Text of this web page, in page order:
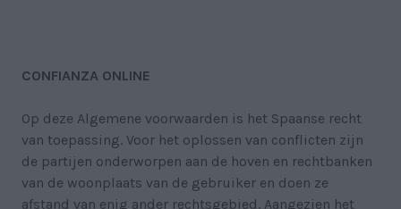
CONFIANZA ONLINE
Op deze Algemene voorwaarden is het Spaanse recht
van toepassing. Voor het oplossen van conflicten zijn
de partijen onderworpen aan de hoven en rechtbanken
van de woonplaats van de gebruiker en doen ze
afstand van enig ander rechtsgebied. Aangezien het